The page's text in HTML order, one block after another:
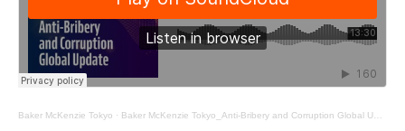
Baker McKenzie Tokyo · Baker McKenzie Tokyo_Anti-Bribery and Corruption Global Update Episode 04